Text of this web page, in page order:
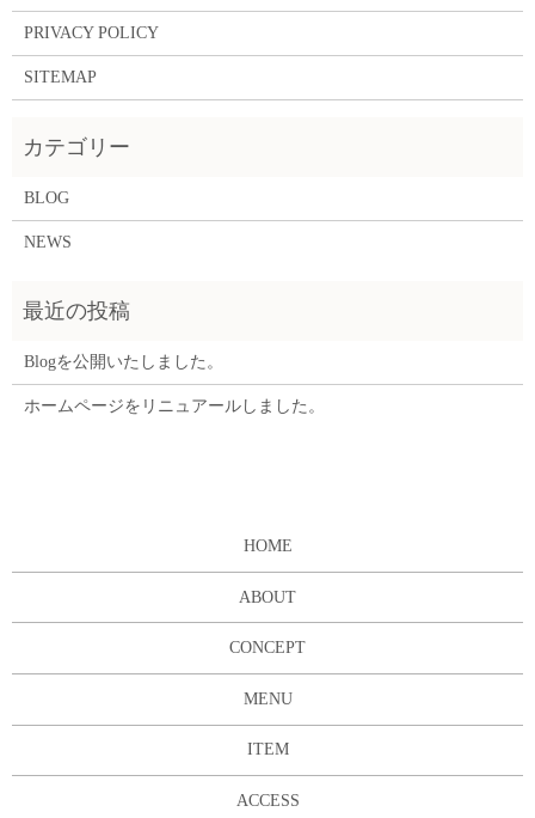
PRIVACY POLICY
SITEMAP
BLOG
NEWS
Blogを公開いたしました。
ホームページをリニュアールしました。
HOME
ABOUT
CONCEPT
MENU
ITEM
ACCESS